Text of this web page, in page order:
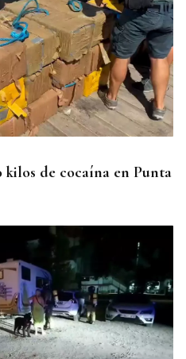
de cocaína en Punta